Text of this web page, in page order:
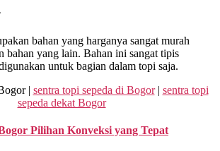
bahan yang harganya sangat murah
bahan yang lain. Bahan ini sangat tipis
untuk bagian dalam topi saja.
| sentra topi sepeda di Bogor| sentra topi
sepeda dekat Bogor
Pilihan Konveksi yang Tepat